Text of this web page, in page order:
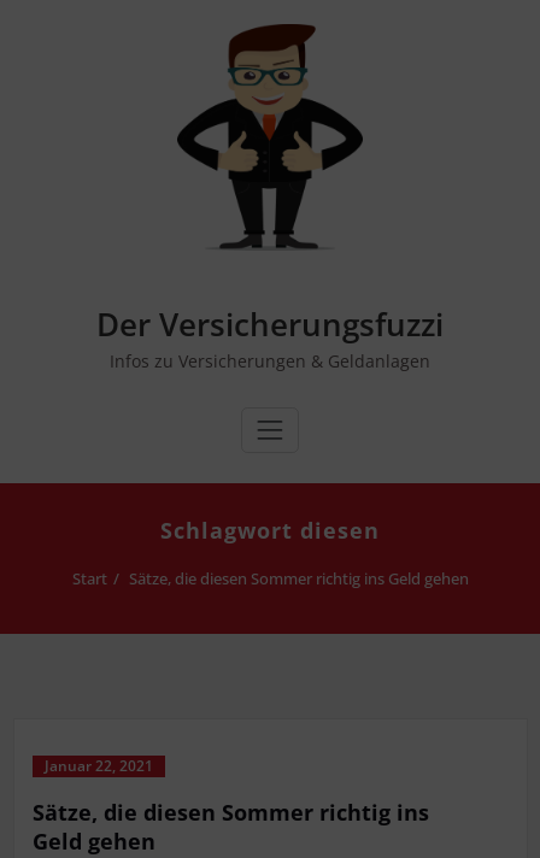
Der Versicherungsfuzzi
Infos zu Versicherungen & Geldanlagen
Schlagwort die­sen
Start Sät­ze, die die­sen Som­mer rich­tig ins Geld gehen
Januar 22, 2021
Sät­ze, die die­sen Som­mer rich­tig ins
Geld gehen